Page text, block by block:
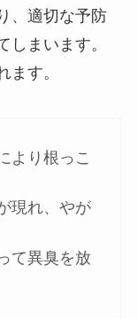
、適切な予防
しまいます。
ます。
より根っこ
現れ、やが
て異臭を放